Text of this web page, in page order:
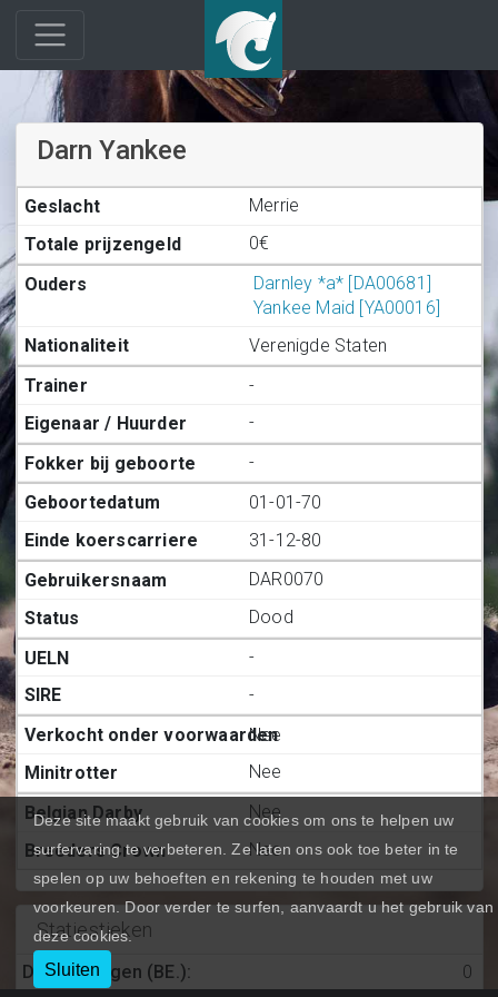
Darn Yankee
Merrie
0€
Darnley *a* [DA00681]
Yankee Maid [YA00016]
Verenigde Staten
-
-
-
01-01-70
31-12-80
DAR0070
Dood
-
-
Nee
Nee
Nee
Nee
Statiestieken
Deelnemingen (BE.): 0
Deze site maakt gebruik van cookies om ons te helpen uw
surfervaring te verbeteren. Ze laten ons ook toe beter in te
spelen op uw behoeften en rekening te houden met uw
voorkeuren. Door verder te surfen, aanvaardt u het gebruik van
deze cookies.
Sluiten